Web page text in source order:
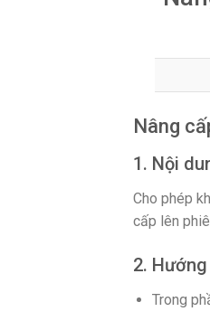
Nâng
1. Nội
Cho phép
cấp lên
2.
Trong